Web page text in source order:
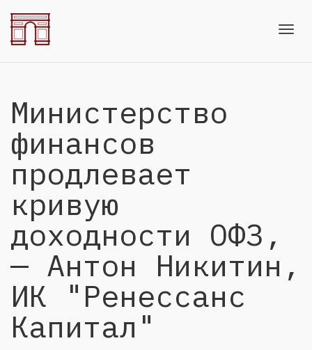
Министерство
финансов
продлевает
кривую
доходности ОФЗ,
— Антон Никитин,
ИК "Ренессанс
Капитал"